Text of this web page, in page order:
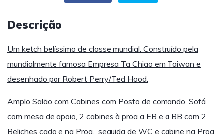
Descrição
Um ketch belíssimo de classe mundial. Construído pela
mundialmente famosa Empresa Ta Chiao em Taiwan e
desenhado por Robert Perry/Ted Hood.
Amplo Salão com Cabines com Posto de comando, Sofá
com mesa de apoio, 2 cabines à proa a EB e a BB com 2
Beliches cada e na Proa, seguida de WC e cabine na Proa